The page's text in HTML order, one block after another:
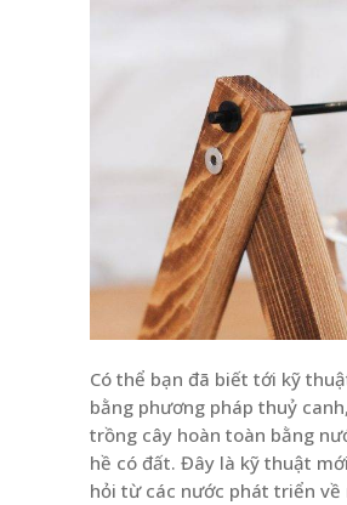
Có thể bạn đã biết tới kỹ
bằng phương pháp thuỷ
trồng cây hoàn toàn bằng
hề có đất. Đây là kỹ thuật
hỏi từ các nước phát triển về